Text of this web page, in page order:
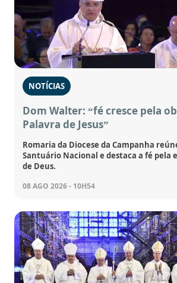
NOTÍCIAS
Dom Walter: “fé cresce pela
Palavra de Jesus”
Romaria da Diocese da Campanha
Santuário Nacional e destaca a fé pela
de Deus.
08 AGO 2026 - 10H54